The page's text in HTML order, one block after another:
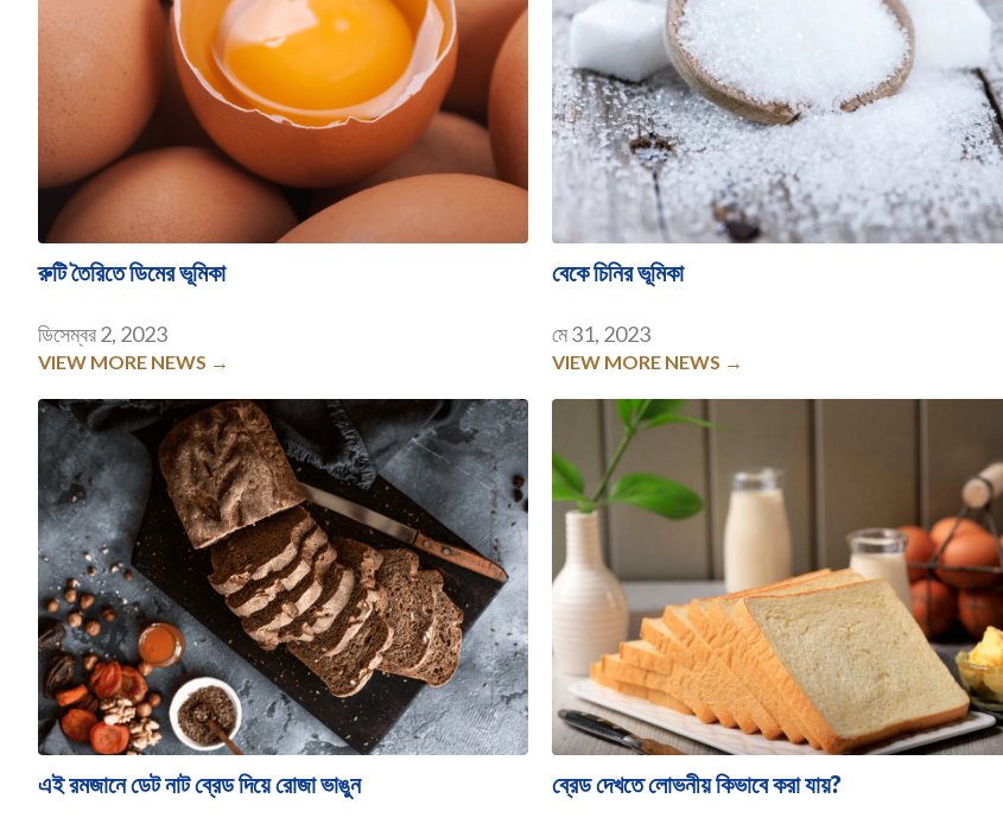
রুটি তৈরিতে ডিমের ভূমিকা
ডিসেম্বর 2, 2023
VIEW MORE NEWS →
বেকে চিনির ভূমিকা
মে 31, 2023
VIEW MORE NEWS →
এই রমজানে ডেট নাট ব্রেড দিয়ে রোজা ভাঙুন ব্রেড দেখতে লোভনীয় কিভাবে করা যায়?